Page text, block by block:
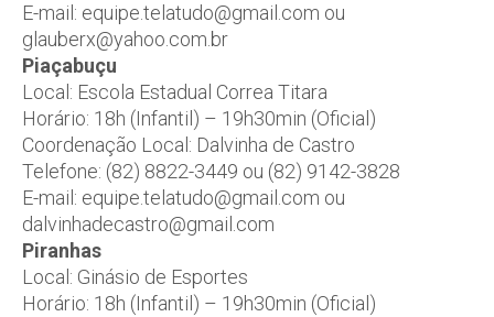
E-mail: equipe.telatudo@gmail.com ou
glauberx@yahoo.com.br
Piaçabuçu
Local: Escola Estadual Correa Titara
Horário: 18h (Infantil) – 19h30min (Oficial)
Coordenação Local: Dalvinha de Castro
Telefone: (82) 8822-3449 ou (82) 9142-3828
E-mail: equipe.telatudo@gmail.com ou
dalvinhadecastro@gmail.com
Piranhas
Local: Ginásio de Esportes
Horário: 18h (Infantil) – 19h30min (Oficial)